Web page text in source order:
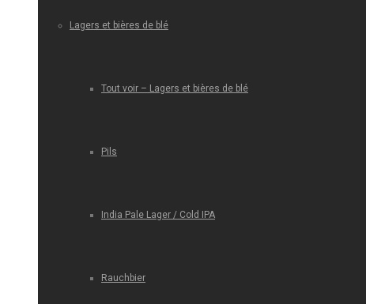
Lagers et bières de blé
Tout voir – Lagers et bières de blé
Pils
India Pale Lager / Cold IPA
Rauchbier